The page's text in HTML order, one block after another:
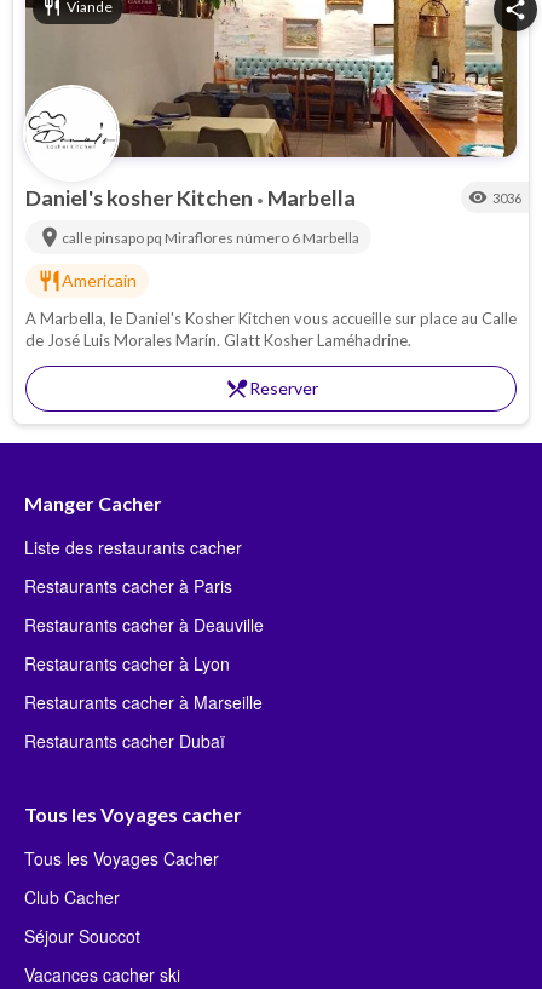
restaurant Viande share
Daniel's kosher Kitchen • Marbella visibility 3036
location_on calle pinsapo pq Miraflores número 6 Marbella
restaurant Americain
A Marbella, le Daniel's Kosher Kitchen vous accueille sur place au Calle
de José Luis Morales Marín. Glatt Kosher Laméhadrine.
restaurant_menuReserver
Manger Cacher
Liste des restaurants cacher
Restaurants cacher à Paris
Restaurants cacher à Deauville
Restaurants cacher à Lyon
Restaurants cacher à Marseille
Restaurants cacher Dubaï
Tous les Voyages cacher
Tous les Voyages Cacher
Club Cacher
Séjour Souccot
Vacances cacher ski